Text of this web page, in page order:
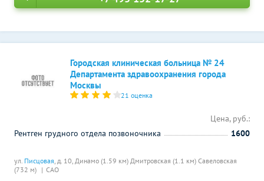
Городская клиническая больница № 24
Департамента здравоохранения города
Москвы
21 оценка
ул. Писцовая, д. 10, Динамо (1.59 км) Дмитровская (1.1 км) Савеловская
(732 м)
САО
Цена, руб.:
Рентген грудного отдела позвоночника
1600